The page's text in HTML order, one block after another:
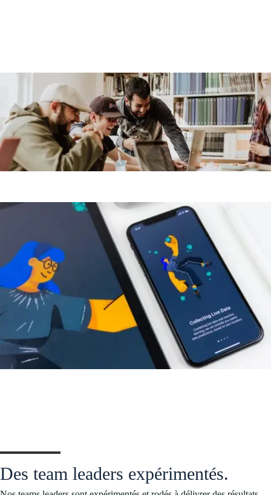
Des team leaders expérimentés.